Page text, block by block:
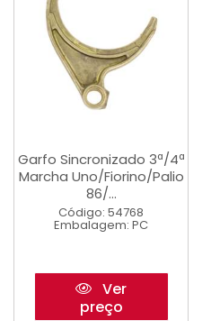
Garfo Sincronizado 3ª/4ª
Marcha Uno/Fiorino/Palio
86/...
Código: 54768
Embalagem: PC
Ver
preço